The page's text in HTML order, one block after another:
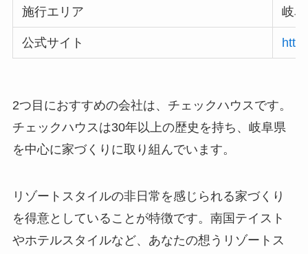
施行エリア 岐
公式サイト
2つ目におすすめの会社は、チェックハウスです。
チェックハウスは30年以上の歴史を持ち、岐阜県
を中心に家づくりに取り組んでいます。
リゾートスタイルの非日常を感じられる家づくり
を得意としていることが特徴です。南国テイスト
やホテルスタイルなど、あなたの想うリゾートス